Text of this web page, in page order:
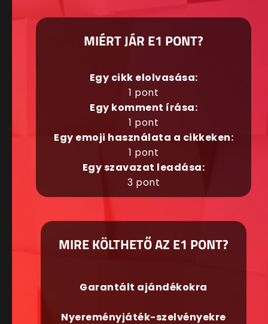
MIÉRT JÁR E1 PONT?
Egy cikk elolvasása:
1 pont
Egy komment írása:
1 pont
Egy emoji használata a cikkeken:
1 pont
Egy szavazat leadása:
3 pont
MIRE KÖLTHETŐ AZ E1 PONT?
Garantált ajándékokra
Nyereményjáték-szelvényekre